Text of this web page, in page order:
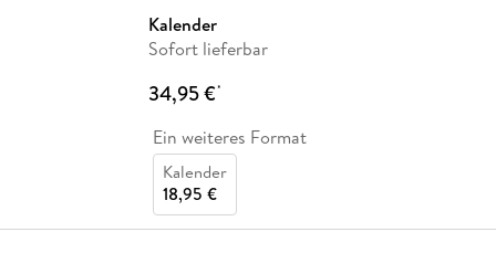
Kalender
Sofort lieferbar
34,95 €*
Ein weiteres Format
Kalender
18,95 €